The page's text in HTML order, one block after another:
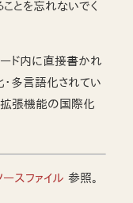
とを忘れないでく
ド内に直接書かれ
多言語化されてい
拡張機能の国際化
スファイル 参照。